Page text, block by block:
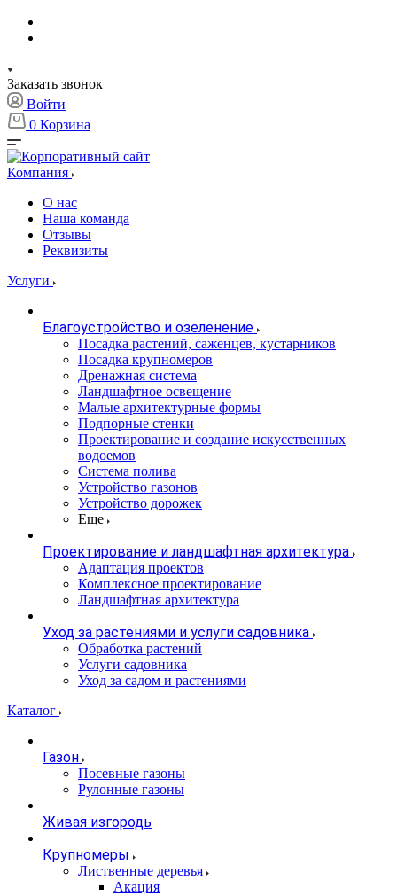
Заказать звонок
Войти
0 Корзина
Компания
О нас
Наша команда
Отзывы
Реквизиты
Услуги
Благоустройство и озеленение
Посадка растений, саженцев, кустарников
Посадка крупномеров
Дренажная система
Ландшафтное освещение
Малые архитектурные формы
Подпорные стенки
Проектирование и создание искусственных
водоемов
Система полива
Устройство газонов
Устройство дорожек
Еще
Проектирование и ландшафтная архитектура
Адаптация проектов
Комплексное проектирование
Ландшафтная архитектура
Уход за растениями и услуги садовника
Обработка растений
Услуги садовника
Уход за садом и растениями
Каталог
Газон
Посевные газоны
Рулонные газоны
Живая изгородь
Крупномеры
Лиственные деревья
Акация